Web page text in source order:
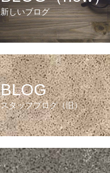
新しいブログ
BLOG
スタッフブログ（旧）